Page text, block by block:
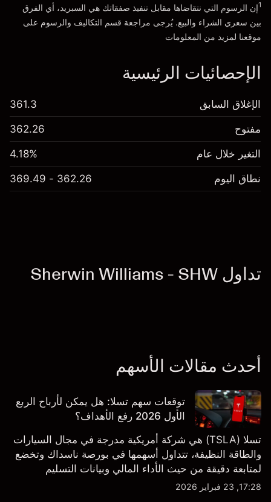
1إن الرسوم التي نتقاضاها مقابل تنفيذ صفقاتك هي السبريد، أي الفرق
بين سعري الشراء والبيع. يُرجى مراجعة قسم التكاليف والرسوم على
موقعنا لمزيد من المعلومات
الإحصائيات الرئيسية
الإغلاق السابق 361.3
مفتوح 362.26
التغير خلال عام 4.18%
نطاق اليوم 362.26 - 369.49
تداول Sherwin Williams - SHW
أحدث مقالات الأسهم
توقعات سهم تسلا: هل يمكن لأرباح الربع
الأول 2026 رفع الأهداف؟
تسلا (TSLA) هي شركة أمريكية مدرجة في مجال السيارات
والطاقة النظيفة، تتداول أسهمها في بورصة ناسداك وتخضع
لمتابعة دقيقة من حيث الأداء المالي وبيانات التسليم
والتطورات في التكنولوجيا والتصنيع. استكشف أهداف أسعار
17:28, 23 فبراير 2026